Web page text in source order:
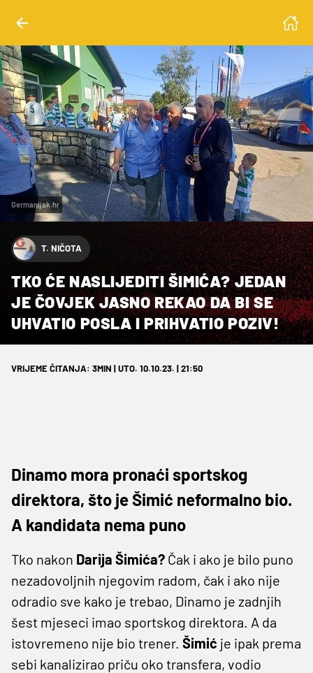
Germanijak.hr
T. NIČOTA
TKO ĆE NASLIJEDITI ŠIMIĆA? JEDAN
JE ČOVJEK JASNO REKAO DA BI SE
UHVATIO POSLA I PRIHVATIO POZIV!
VRIJEME ČITANJA: 3MIN | UTO. 10.10.23. | 21:50
Dinamo mora pronaći sportskog
direktora, što je Šimić neformalno bio.
A kandidata nema puno
Tko nakon Darija Šimića? Čak i ako je bilo puno
nezadovoljnih njegovim radom, čak i ako nije
odradio sve kako je trebao, Dinamo je zadnjih
šest mjeseci imao sportskog direktora. A da
istovremeno nije bio trener. Šimić je ipak prema
sebi kanalizirao priču oko transfera, vodio